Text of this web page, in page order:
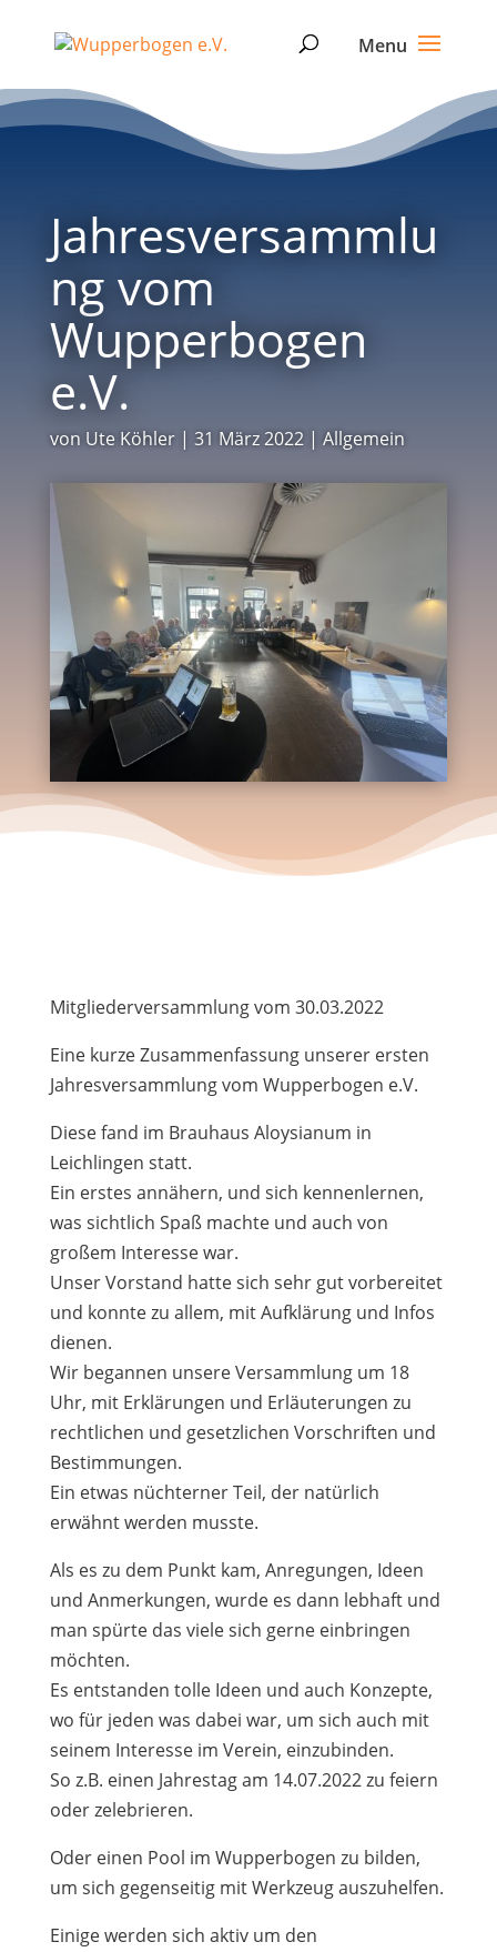
Jahresversammlu
ng vom
Wupperbogen
e.V.
von Ute Köhler| 31 März 2022| Allgemein
Mitgliederversammlung vom 30.03.2022
Eine kurze Zusammenfassung unserer ersten
Jahresversammlung vom Wupperbogen e.V.
Diese fand im Brauhaus Aloysianum in
Leichlingen statt.
Ein erstes annähern, und sich kennenlernen,
was sichtlich Spaß machte und auch von
großem Interesse war.
Unser Vorstand hatte sich sehr gut vorbereitet
und konnte zu allem, mit Aufklärung und Infos
dienen.
Wir begannen unsere Versammlung um 18
Uhr, mit Erklärungen und Erläuterungen zu
rechtlichen und gesetzlichen Vorschriften und
Bestimmungen.
Ein etwas nüchterner Teil, der natürlich
erwähnt werden musste.
Als es zu dem Punkt kam, Anregungen, Ideen
und Anmerkungen, wurde es dann lebhaft und
man spürte das viele sich gerne einbringen
möchten.
Es entstanden tolle Ideen und auch Konzepte,
wo für jeden was dabei war, um sich auch mit
seinem Interesse im Verein, einzubinden.
So z.B. einen Jahrestag am 14.07.2022 zu feiern
oder zelebrieren.
Oder einen Pool im Wupperbogen zu bilden,
um sich gegenseitig mit Werkzeug auszuhelfen.
Einige werden sich aktiv um den